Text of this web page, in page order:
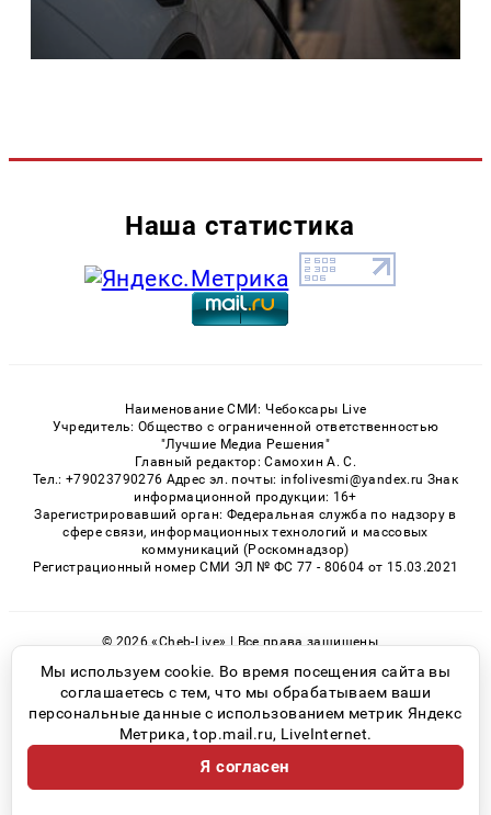
Наша статистика
Наименование СМИ: Чебоксары Live
Учредитель: Общество с ограниченной ответственностью
"Лучшие Медиа Решения"
Главный редактор: Самохин А. С.
Тел.: +79023790276 Адрес эл. почты: infolivesmi@yandex.ru Знак
информационной продукции: 16+
Зарегистрировавший орган: Федеральная служба по надзору в
сфере связи, информационных технологий и массовых
коммуникаций (Роскомнадзор)
Регистрационный номер СМИ ЭЛ № ФС 77 - 80604 от 15.03.2021
© 2026 «Cheb-Live» | Все права защищены
Возрастная категория сайта 16+
Политика конфиденциальности
Мы используем cookie. Во время посещения сайта вы
соглашаетесь с тем, что мы обрабатываем ваши
персональные данные с использованием метрик Яндекс
Метрика, top.mail.ru, LiveInternet.
Я согласен